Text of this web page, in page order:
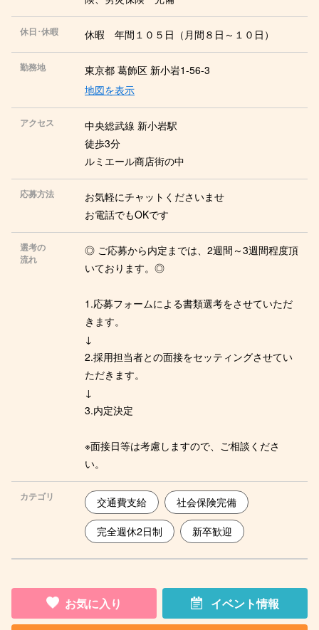
休日･休暇 休暇 年間１０５日（月間８日～１０日）
勤務地
東京都 葛飾区 新小岩1-56-3
地図を表示
アクセス
中央総武線 新小岩駅
徒歩3分
ルミエール商店街の中
応募方法
お気軽にチャットくださいませ
お電話でもOKです
選考の
流れ
◎ ご応募から内定までは、2週間～3週間程度頂
いております。◎
1.応募フォームによる書類選考をさせていただ
きます。
↓
2.採用担当者との面接をセッティングさせてい
ただきます。
↓
3.内定決定
※面接日等は考慮しますので、ご相談くださ
い。
カテゴリ 交通費支給 社会保険完備
完全週休2日制 新卒歓迎
お気に入り イベント情報